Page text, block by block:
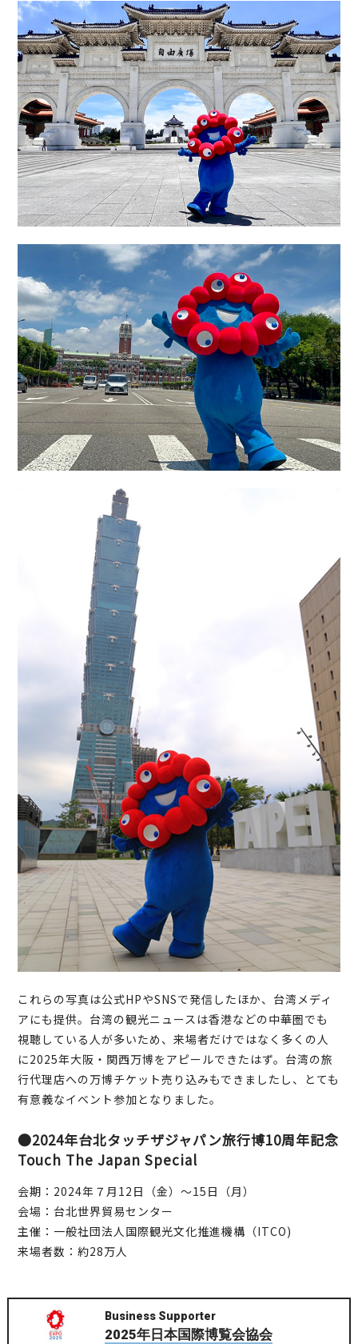
これらの写真は公式HPやSNSで発信したほか、台湾メディ
アにも提供。台湾の観光ニュースは香港などの中華圏でも
視聴している人が多いため、来場者だけではなく多くの人
に2025年大阪・関西万博をアピールできたはず。台湾の旅
行代理店への万博チケット売り込みもできましたし、とても
有意義なイベント参加となりました。
●2024年台北タッチザジャパン旅行博10周年記念
Touch The Japan Special
会期：2024年７月12日（金）～15日（月）
会場：台北世界貿易センター
主催：一般社団法人国際観光文化推進機構（ITCO)
来場者数：約28万人
Business Supporter
2025年日本国際博覧会協会